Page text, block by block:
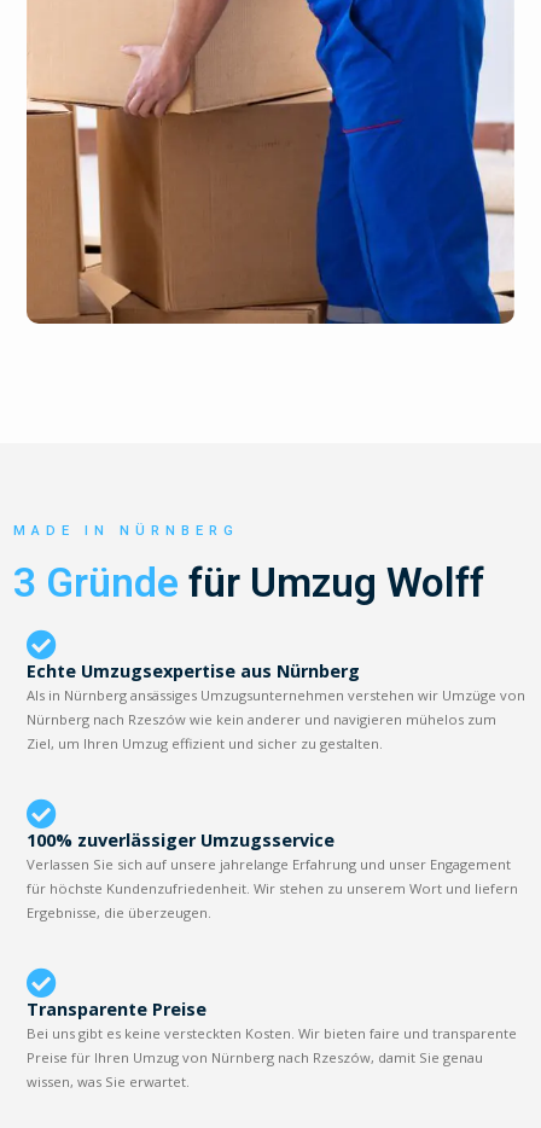
MADE IN NÜRNBERG
3 Gründe für Umzug Wolff
Echte Umzugsexpertise aus Nürnberg
Als in Nürnberg ansässiges Umzugsunternehmen verstehen wir Umzüge von
Nürnberg nach Rzeszów wie kein anderer und navigieren mühelos zum
Ziel, um Ihren Umzug effizient und sicher zu gestalten.
100% zuverlässiger Umzugsservice
Verlassen Sie sich auf unsere jahrelange Erfahrung und unser Engagement
für höchste Kundenzufriedenheit. Wir stehen zu unserem Wort und liefern
Ergebnisse, die überzeugen.
Transparente Preise
Bei uns gibt es keine versteckten Kosten. Wir bieten faire und transparente
Preise für Ihren Umzug von Nürnberg nach Rzeszów, damit Sie genau
wissen, was Sie erwartet.